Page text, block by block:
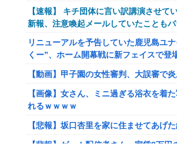
【艦これ】でもイベントのたびに思う
てクソだわ！
【艦これ】ひみつの通り道 他
【艦これ】ナマケモノアガノウサギ 他
【艦これ】競泳水着いんのかよ
日産e-power、無給油で1980km走行し
→山頂から下ってるだけでした…
イーロン・マスク「中国のロボットは
【速報】 キチ団体に言い訳講演させて
新報、注意喚起メールしていたことも
リニューアルを予告していた鹿児島ユ
くー”、ホーム開幕戦に新フェイスで登
【動画】甲子園の女性審判、大誤審で
【画像】女さん、ミニ過ぎる浴衣を着
れるｗｗｗｗ
【悲報】坂口杏里を家に住ませてあげ
【悲報】ゲーム配信者さん、家賃8万円